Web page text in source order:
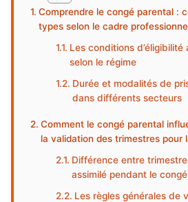
Comprendre le congé parental :
types selon le cadre
Les conditions
selon le régime
Durée et modalités de
dans différents secteurs
Comment le congé parental
la validation des trimestres pour
Différence entre
assimilé pendant le
Les règles générales de